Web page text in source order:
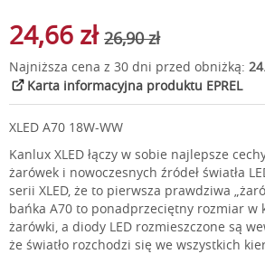
24,66 zł 26,90 zł
Najniższa cena z 30 dni przed obniżką:
Karta informacyjna produktu EPREL
XLED A70 18W-WW
Kanlux XLED łączy w sobie najlepsze
żarówek i nowoczesnych źródeł światła
serii XLED, że to pierwsza prawdziwa
bańka A70 to ponadprzeciętny rozmiar w
żarówki, a diody LED rozmieszczone są
że światło rozchodzi się we wszystkich